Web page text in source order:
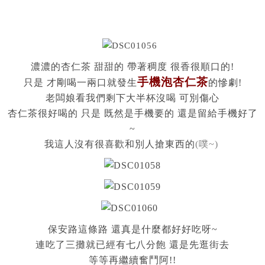
濃濃的杏仁茶 甜甜的 帶著稠度 很香很順口的!
只是 才剛喝一兩口就發生手機泡杏仁茶的慘劇!
老闆娘看我們剩下大半杯沒喝 可別傷心
杏仁茶很好喝的 只是 既然是手機要的 還是留給手機好了
~
我這人沒有很喜歡和別人搶東西的(噗~)
保安路這條路 還真是什麼都好好吃呀~
連吃了三攤就已經有七八分飽 還是先逛街去
等等再繼續奮鬥阿!!